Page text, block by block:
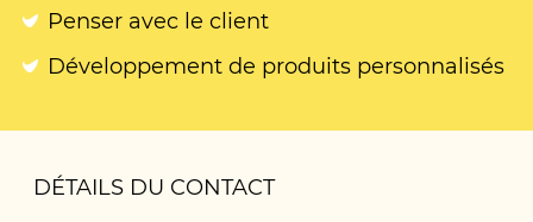
Penser avec le client
Développement de produits personnalisés
DÉTAILS DU CONTACT